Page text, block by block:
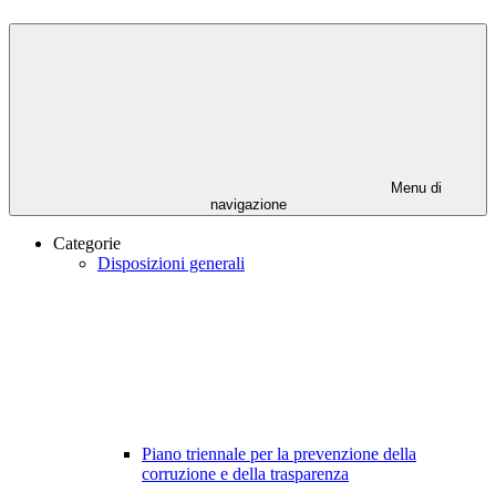
Menu di
navigazione
Categorie
Disposizioni generali
Piano triennale per la prevenzione della
corruzione e della trasparenza